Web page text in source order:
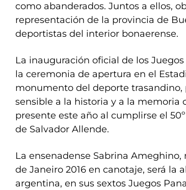
como abanderados. Juntos a ellos,
representación de la provincia de
deportistas del interior bonaerense.
La inauguración oficial de los
la ceremonia de apertura en el
monumento del deporte
sensible a la historia y a la memoria
presente este año al cumplirse el
de Salvador Allende.
La ensenadense Sabrina
de Janeiro 2016 en canotaje, será la
argentina, en sus sextos Juegos